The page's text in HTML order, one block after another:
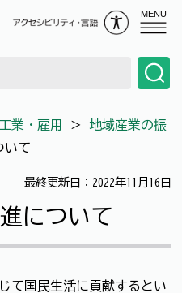
MENU
業・雇用 ＞ 地域産業の振
いて
最終更新日：2022年11月16日
について
て国民生活に貢献するとい